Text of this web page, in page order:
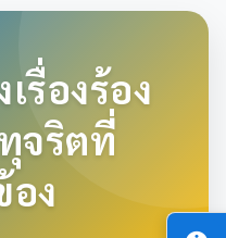
รื่องร้อง
จริตที่
อง